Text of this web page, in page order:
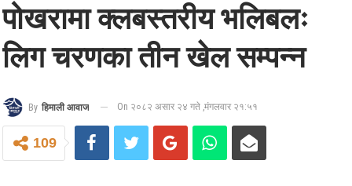
पोखरामा क्लबस्तरीय भलिबलः
लिग चरणका तीन खेल सम्पन्न
By हिमाली आवाज On २०८२ असार २४ गते ,मंगलवार २१:५१
109